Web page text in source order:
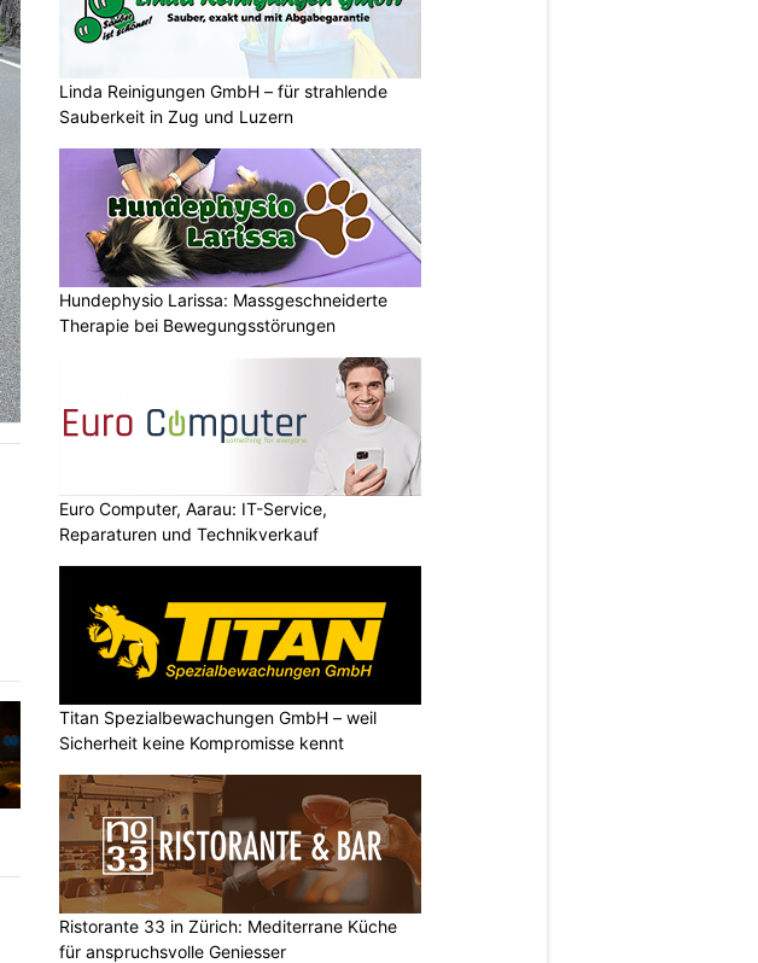
Linda Reinigungen GmbH – für strahlende
Sauberkeit in Zug und Luzern
Hundephysio Larissa: Massgeschneiderte
Therapie bei Bewegungsstörungen
Euro Computer, Aarau: IT-Service,
Reparaturen und Technikverkauf
Titan Spezialbewachungen GmbH – weil
Sicherheit keine Kompromisse kennt
Ristorante 33 in Zürich: Mediterrane Küche
für anspruchsvolle Geniesser